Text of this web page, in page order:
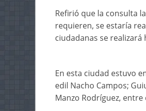
Refirió que la consulta
requieren, se estaría
ciudadanas se
En esta ciudad estuvo
edil Nacho Campos;
Manzo Rodríguez,